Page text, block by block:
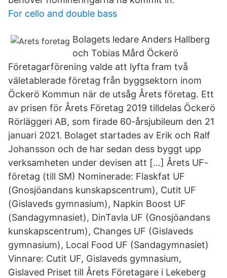
For cello and double bass
Bolagets ledare Anders Hallberg
och Tobias Mård Öckerö
Företagarförening valde att lyfta fram två
väletablerade företag från byggsektorn inom
Öckerö Kommun när de utsåg Årets företag. Ett
av prisen för Årets Företag 2019 tilldelas Öckerö
Rörläggeri AB, som firade 60-årsjubileum den 21
januari 2021. Bolaget startades av Erik och Ralf
Johansson och de har sedan dess byggt upp
verksamheten under devisen att […] Årets UF-
företag (till SM) Nominerade: Flaskfat UF
(Gnosjöandans kunskapscentrum), Cutit UF
(Gislaveds gymnasium), Napkin Boost UF
(Sandagymnasiet), DinTavla UF (Gnosjöandans
kunskapscentrum), Changes UF (Gislaveds
gymnasium), Local Food UF (Sandagymnasiet)
Vinnare: Cutit UF, Gislaveds gymnasium,
Gislaved Priset till Årets Företagare i Lekeberg